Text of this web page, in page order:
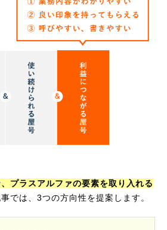
プラスアルファの要素を取り入れる
では、3つの方向性を提案します。